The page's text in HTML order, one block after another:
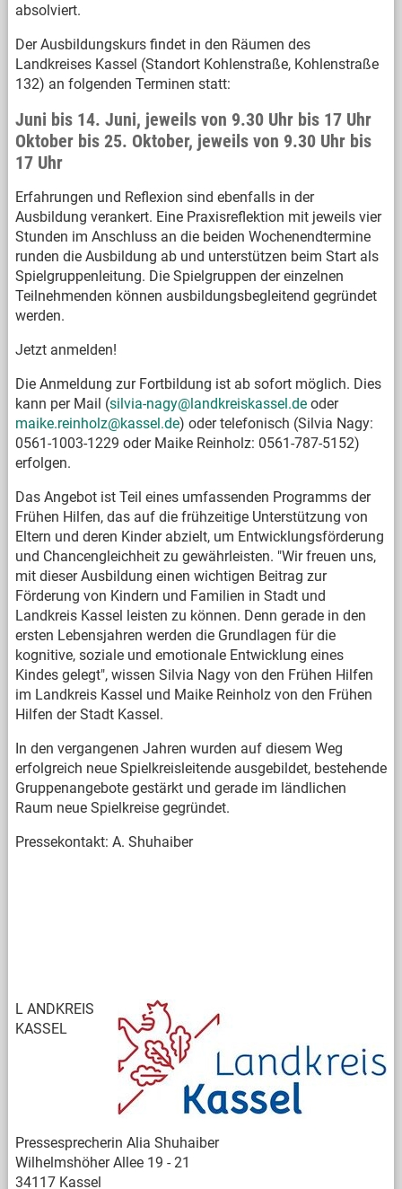
absolviert.
Der Ausbildungskurs findet in den Räumen des
Landkreises Kassel (Standort Kohlenstraße, Kohlenstraße
132) an folgenden Terminen statt:
Juni bis 14. Juni, jeweils von 9.30 Uhr bis 17 Uhr
Oktober bis 25. Oktober, jeweils von 9.30 Uhr bis
17 Uhr
Erfahrungen und Reflexion sind ebenfalls in der
Ausbildung verankert. Eine Praxisreflektion mit jeweils vier
Stunden im Anschluss an die beiden Wochenendtermine
runden die Ausbildung ab und unterstützen beim Start als
Spielgruppenleitung. Die Spielgruppen der einzelnen
Teilnehmenden können ausbildungsbegleitend gegründet
werden.
Jetzt anmelden!
Die Anmeldung zur Fortbildung ist ab sofort möglich. Dies
kann per Mail (silvia-nagy@landkreiskassel.deoder
maike.reinholz@kassel.de) oder telefonisch (Silvia Nagy:
0561-1003-1229 oder Maike Reinholz: 0561-787-5152)
erfolgen.
Das Angebot ist Teil eines umfassenden Programms der
Frühen Hilfen, das auf die frühzeitige Unterstützung von
Eltern und deren Kinder abzielt, um Entwicklungsförderung
und Chancengleichheit zu gewährleisten. "Wir freuen uns,
mit dieser Ausbildung einen wichtigen Beitrag zur
Förderung von Kindern und Familien in Stadt und
Landkreis Kassel leisten zu können. Denn gerade in den
ersten Lebensjahren werden die Grundlagen für die
kognitive, soziale und emotionale Entwicklung eines
Kindes gelegt", wissen Silvia Nagy von den Frühen Hilfen
im Landkreis Kassel und Maike Reinholz von den Frühen
Hilfen der Stadt Kassel.
In den vergangenen Jahren wurden auf diesem Weg
erfolgreich neue Spielkreisleitende ausgebildet, bestehende
Gruppenangebote gestärkt und gerade im ländlichen
Raum neue Spielkreise gegründet.
Pressekontakt: A. Shuhaiber
L ANDKREIS
KASSEL
Pressesprecherin Alia Shuhaiber
Wilhelmshöher Allee 19 - 21
34117 Kassel